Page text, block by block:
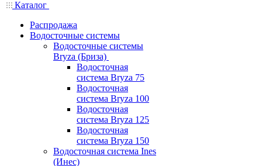
Каталог
Распродажа
Водосточные системы
Водосточные системы
Bryza (Бриза)
Водосточная
система Bryza 75
Водосточная
система Bryza 100
Водосточная
система Bryza 125
Водосточная
система Bryza 150
Водосточная система Ines
(Инес)